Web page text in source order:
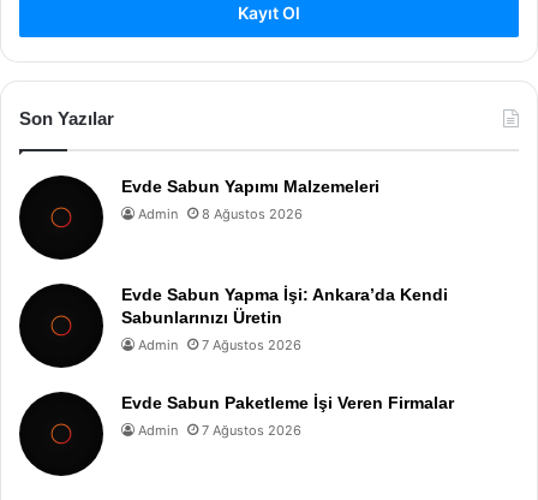
Kayıt Ol
Son Yazılar
Evde Sabun Yapımı Malzemeleri
Admin 8 Ağustos 2026
Evde Sabun Yapma İşi: Ankara’da Kendi
Sabunlarınızı Üretin
Admin 7 Ağustos 2026
Evde Sabun Paketleme İşi Veren Firmalar
Admin 7 Ağustos 2026